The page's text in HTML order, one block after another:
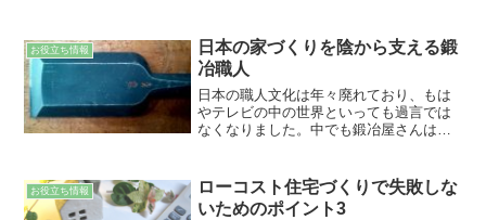
お役立ち情報
日本の家づくりを陰から支える鍛
冶職人
日本の職人文化は年々廃れており、もは
やテレビの中の世界といっても過言では
なくなりました。中でも鍛冶屋さんは特
日本の職人文化が甦るよう、世界各地で
様々な取り組みがなされているのです。
お役立ち情報
ローコスト住宅づくりで失敗しな
いためのポイント3